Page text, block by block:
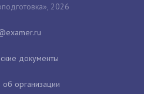
2026
документы
организации